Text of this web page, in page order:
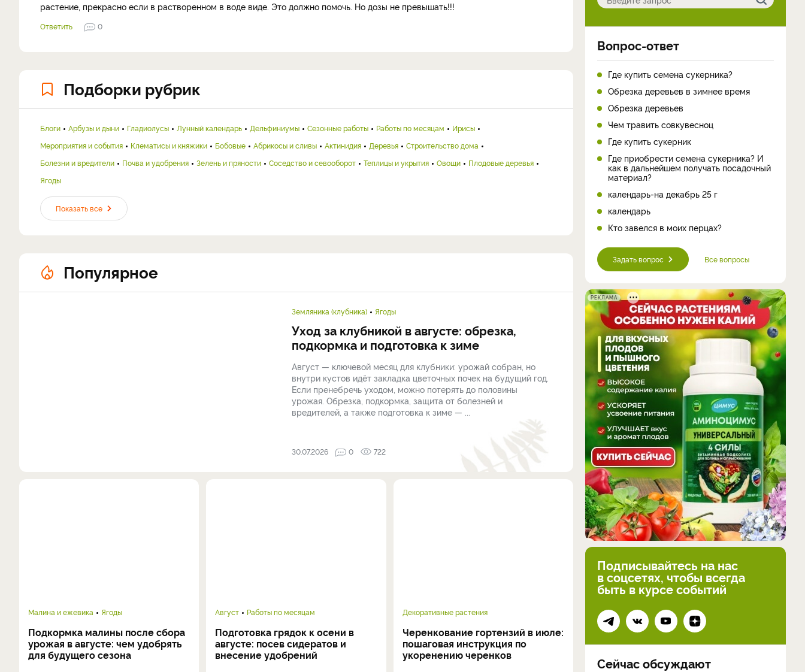
растение, прекрасно если в растворенном в воде виде. Это должно помочь. Но дозы не превышать!!!
Ответить 0
Подборки рубрик
Блоги Арбузы и дыни Гладиолусы Лунный календарь Дельфиниумы Сезонные работы Работы по месяцам
Ирисы
Мероприятия и события
Клематисы и княжики Бобовые Абрикосы и сливы Актинидия Деревья
Строительство дома
Болезни и вредители
Почва и удобрения Зелень и пряности Соседство и севооборот Теплицы и укрытия Овощи
Плодовые деревья
Ягоды
Показать все
Популярное
Земляника (клубника) Ягоды
Уход за клубникой в августе: обрезка,
подкормка и подготовка к зиме
Август — ключевой месяц для клубники: урожай собран, но
внутри кустов идёт закладка цветочных почек на будущий год.
Если пренебречь уходом, можно потерять до половины
урожая. Обрезка, подкормка, защита от болезней и
вредителей, а также подготовка к зиме — ...
30.07.2026 0 722
Малина и ежевика Ягоды
Подкормка малины после сбора
урожая в августе: чем удобрять
для будущего сезона
Август Работы по месяцам
Подготовка грядок к осени в
августе: посев сидератов и
внесение удобрений
Декоративные растения
Черенкование гортензий в июле:
пошаговая инструкция по
укоренению черенков
Вопрос-ответ
Где купить семена сукерника?
Обрезка деревьев в зимнее время
Обрезка деревьев
Чем травить совкувесноц
Где купить сукерник
Где приобрести семена сукерника? И
как в дальнейшем получать посадочный
материал?
календарь-на декабрь 25 г
календарь
Кто завелся в моих перцах?
Задать вопрос Все вопросы
РЕКЛАМА
Подписывайтесь на нас
в соцсетях, чтобы всегда
быть в курсе событий
Сейчас обсуждают